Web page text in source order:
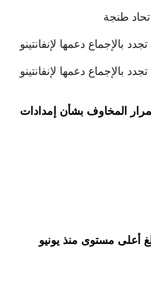
طنجة
بالإجماع دعمها لإنفانتينو
بالإجماع دعمها لإنفانتينو
المخاوف بشأن إمدادات
أعلى مستوى منذ يونيو